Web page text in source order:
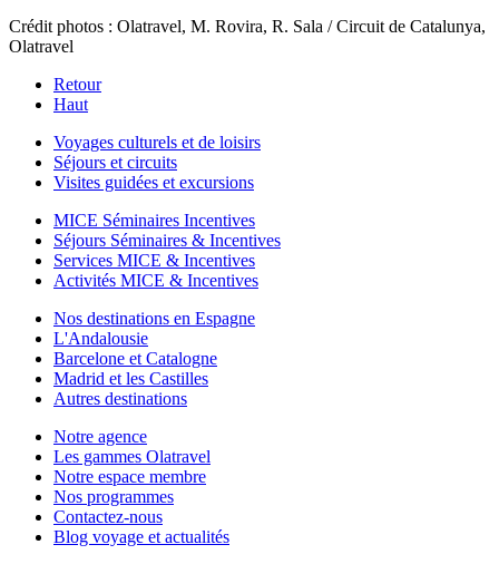
Crédit photos : Olatravel, M. Rovira, R. Sala / Circuit de Catalunya,
Olatravel
Retour
Haut
Voyages culturels et de loisirs
Séjours et circuits
Visites guidées et excursions
MICE Séminaires Incentives
Séjours Séminaires & Incentives
Services MICE & Incentives
Activités MICE & Incentives
Nos destinations en Espagne
L'Andalousie
Barcelone et Catalogne
Madrid et les Castilles
Autres destinations
Notre agence
Les gammes Olatravel
Notre espace membre
Nos programmes
Contactez-nous
Blog voyage et actualités